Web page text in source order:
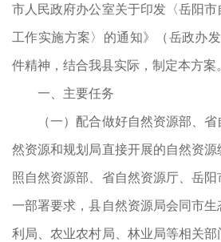
市人民政府办公室关于印发〈岳阳
工作实施方案〉的通知》（岳政办
件精神，结合我县实际，制定本方案。
一、主要任务
（一）配合做好自然资源部、省
然资源和规划局直接开展的自然资
照自然资源部、省自然资源厅、岳
一部署要求，县自然资源局会同市
利局、农业农村局、林业局等相关